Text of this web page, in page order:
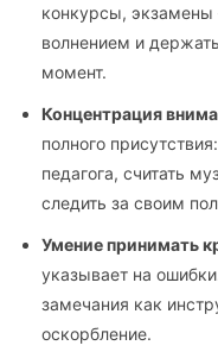
конкурсы, экзамены
волнением и
момент.
Концентрация
полного
педагога, считать
следить за своим
Умение принимать
указывает на
замечания как
оскорбление.